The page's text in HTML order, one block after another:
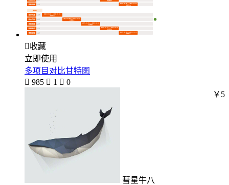
收藏
立即使用
多项目对比甘特图
 985  1  0
彗星牛八
￥5